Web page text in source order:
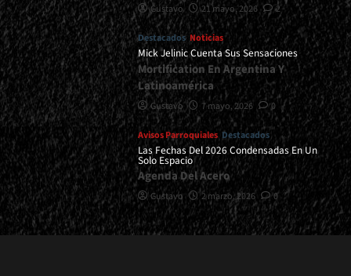
Gustavo 21 mayo, 2026 2
Destacados Noticias
Mick Jelinic Cuenta Sus Sensaciones
Mortification En Argentina Y
Latinoamérica
Gustavo 7 mayo, 2026 0
Avisos Parroquiales Destacados
Las Fechas Del 2026 Condensadas En Un
Solo Espacio
Agenda Del Acero
Gustavo 2 marzo, 2026 0